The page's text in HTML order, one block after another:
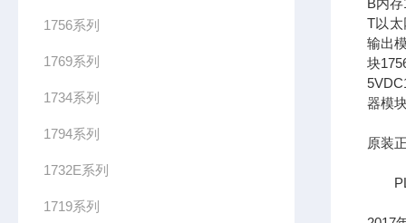
1756系列
1769系列
1734系列
1794系列
1732E系列
1719系列
B内
T以太
输出
块
器模
原装
PLC